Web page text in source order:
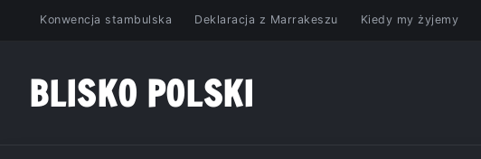
PrzejdźKonwencja stambulska Deklaracja z Marrakeszu Kiedy my żyjemy
BLISKO POLSKI